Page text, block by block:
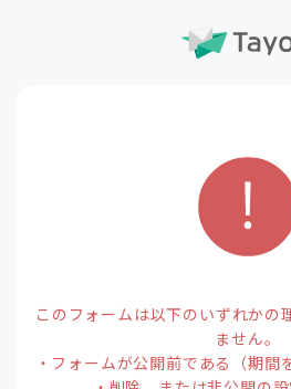
このフォームは以下のいずれかの
ません。
・フォームが公開前である（期間